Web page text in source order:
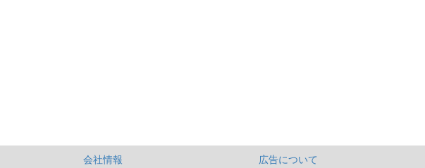
会社情報 広告について